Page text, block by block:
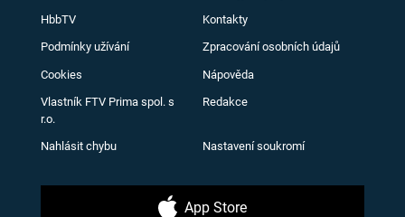
HbbTV Kontakty
Podmínky užívání Zpracování osobních údajů
Cookies Nápověda
Vlastník FTV Prima spol. s
r.o.
Redakce
Nahlásit chybu Nastavení soukromí
App Store